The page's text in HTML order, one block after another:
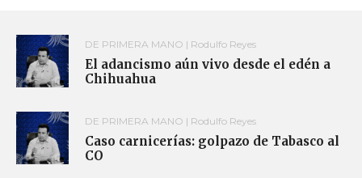
DE PRIMERA MANO | Rodulfo Reyes
El adancismo aún vivo desde el edén a
Chihuahua
DE PRIMERA MANO | Rodulfo Reyes
Caso carnicerías: golpazo de Tabasco al
CO